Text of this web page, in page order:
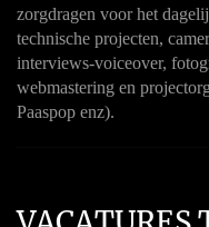
zorgdragen voor het
technische projecten,
interviews-voiceover,
webmastering en
Paaspop enz).